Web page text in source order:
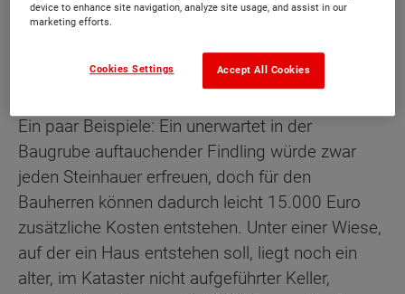
Sicherheitspakete von Massivhaus-Herstellern
kritisch unter die Lupe nimmt, damit den
Bauherren teure Nachfinanzierungen erspart
Ein paar Beispiele: Ein unerwartet in der
Baugrube auftauchender Findling würde zwar
jeden Steinhauer erfreuen, doch für den
Bauherren können dadurch leicht 15.000 Euro
zusätzliche Kosten entstehen. Unter einer Wiese,
auf der ein Haus entstehen soll, liegt noch ein
alter, im Kataster nicht aufgeführter Keller,
device to enhance site navigation, analyze site usage, and assist in our
marketing efforts.
Accept All Cookies
Cookies Settings